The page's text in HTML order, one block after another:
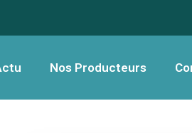
Nos Producteurs